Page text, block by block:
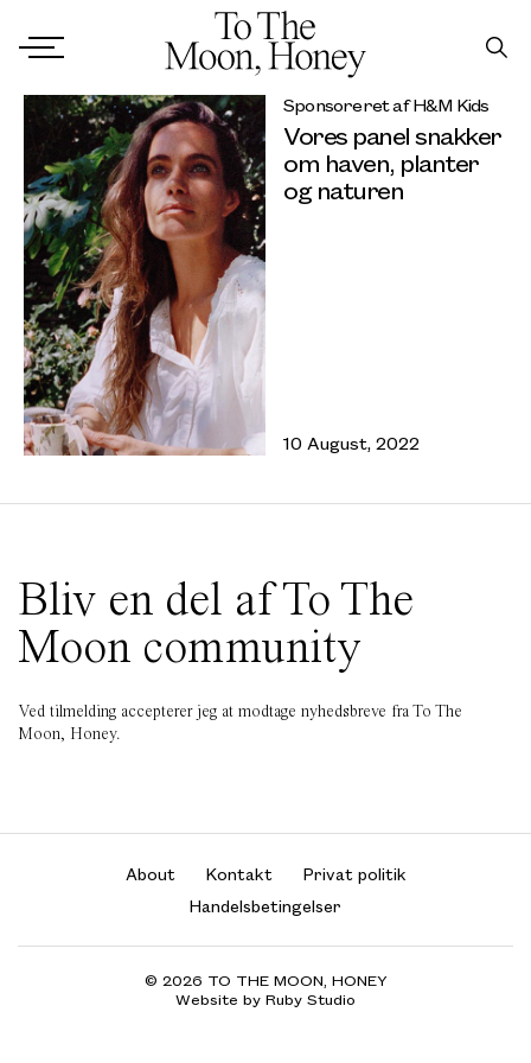
Sponsoreret af H&M Kids
Vores panel snakker
om haven, planter
og naturen
10 August, 2022
Bliv en del af To The
Moon community
Ved tilmelding accepterer jeg at modtage nyhedsbreve fra To The
Moon, Honey.
About Kontakt
Privat politik
Handelsbetingelser
© 2026 TO THE MOON, HONEY
Website by Ruby Studio